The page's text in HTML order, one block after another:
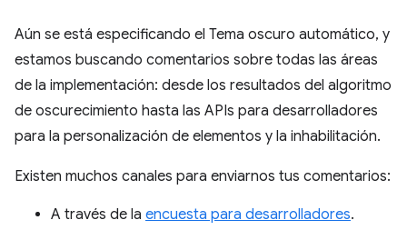
Aún se está especificando el Tema oscuro automático, y
estamos buscando comentarios sobre todas las áreas
de la implementación: desde los resultados del algoritmo
de oscurecimiento hasta las APIs para desarrolladores
para la personalización de elementos y la inhabilitación.
Existen muchos canales para enviarnos tus comentarios:
A través de la encuesta para desarrolladores.